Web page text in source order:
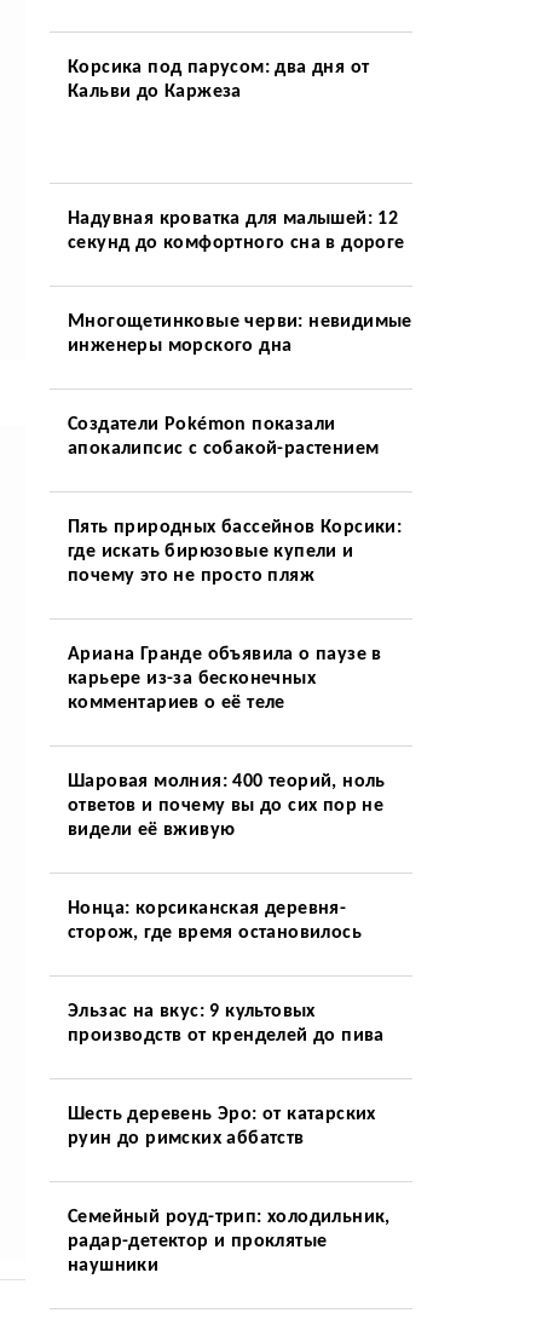
Корсика под парусом: два дня от
Кальви до Каржеза
Надувная кроватка для малышей: 12
секунд до комфортного сна в дороге
Многощетинковые черви: невидимые
инженеры морского дна
Создатели Pokémon показали
апокалипсис с собакой-растением
Пять природных бассейнов Корсики:
где искать бирюзовые купели и
почему это не просто пляж
Ариана Гранде объявила о паузе в
карьере из-за бесконечных
комментариев о её теле
Шаровая молния: 400 теорий, ноль
ответов и почему вы до сих пор не
видели её вживую
Нонца: корсиканская деревня-
сторож, где время остановилось
Эльзас на вкус: 9 культовых
производств от кренделей до пива
Шесть деревень Эро: от катарских
руин до римских аббатств
Семейный роуд-трип: холодильник,
радар-детектор и проклятые
наушники